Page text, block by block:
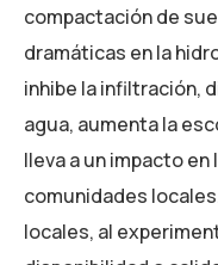
compactación de
dramáticas en la
inhibe la infiltración,
agua, aumenta la
lleva a un impacto
comunidades
locales, al